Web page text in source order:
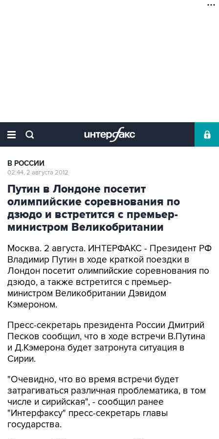
В РОССИИ
02:44, 2 августа 2012
Путин в Лондоне посетит
олимпийские соревнования по
дзюдо и встретится с премьер-
министром Великобритании
Москва. 2 августа. ИНТЕРФАКС - Президент РФ
Владимир Путин в ходе краткой поездки в
Лондон посетит олимпийские соревнования по
дзюдо, а также встретится с премьер-
министром Великобритании Дэвидом
Кэмероном.
Пресс-секретарь президента России Дмитрий
Песков сообщил, что в ходе встречи В.Путина
и Д.Кэмерона будет затронута ситуация в
Сирии.
"Очевидно, что во время встречи будет
затрагиваться различная проблематика, в том
числе и сирийская", - сообщил ранее
"Интерфаксу" пресс-секретарь главы
государства.